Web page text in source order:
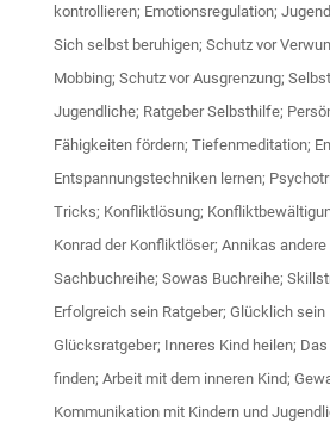
kontrollieren; Emotionsregulation;
Sich selbst beruhigen; Schutz vor
Mobbing; Schutz vor Ausgrenzung;
Jugendliche; Ratgeber Selbsthilfe;
Fähigkeiten fördern; Tiefenmeditation;
Entspannungstechniken lernen;
Tricks; Konfliktlösung;
Konrad der Konfliktlöser; Annikas
Sachbuchreihe; Sowas Buchreihe;
Erfolgreich sein Ratgeber; Glücklich sein
Glücksratgeber; Inneres Kind heilen;
finden; Arbeit mit dem inneren Kind;
Kommunikation mit Kindern und